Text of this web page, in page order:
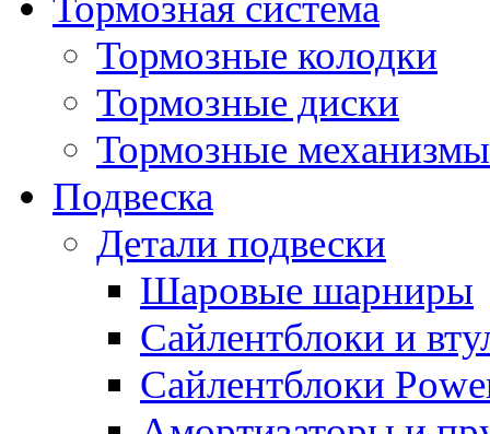
Тормозные колодки
Тормозные диски
Тормозные механизмы
Подвеска
Детали подвески
Шаровые шарниры
Сайлентблоки и
Сайлентблоки